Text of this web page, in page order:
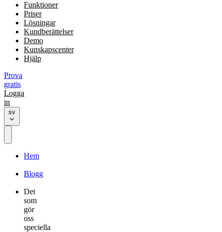
Funktioner
Priser
Lösningar
Kundberättelser
Demo
Kunskapscenter
Hjälp
Prova
gratis
Logga
in
sv
Hem
Blogg
Det
som
gör
oss
speciella